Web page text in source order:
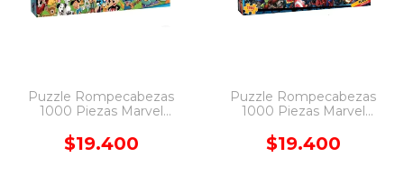
Puzzle Rompecabezas
1000 Piezas Marvel
$19.400
Puzzle Rompecabezas
1000 Piezas Marvel
$19.400